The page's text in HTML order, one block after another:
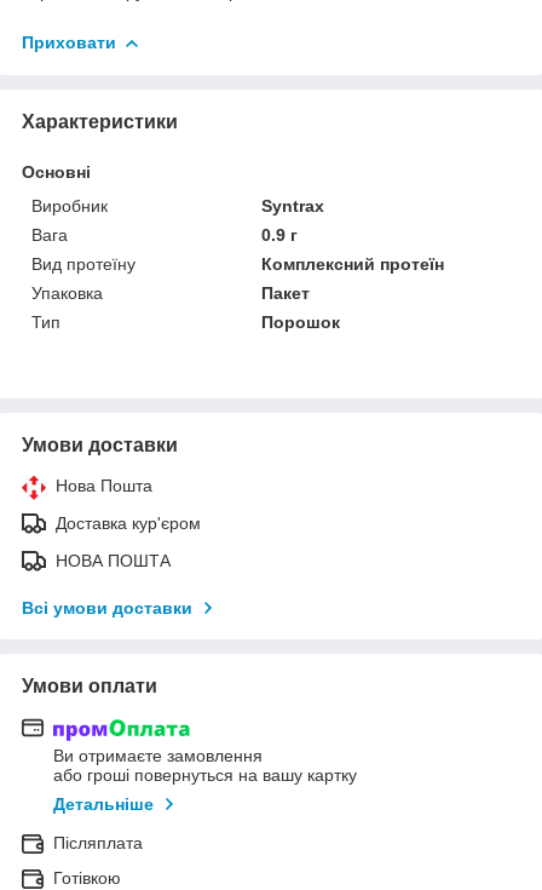
Приховати
Характеристики
Основні
Виробник
Syntrax
Вага
0.9 г
Вид протеїну
Комплексний протеїн
Упаковка
Пакет
Тип
Порошок
Умови доставки
Нова Пошта
Доставка кур'єром
НОВА ПОШТА
Всі умови доставки
Умови оплати
Ви отримаєте замовлення
або гроші повернуться на вашу картку
Детальніше
Післяплата
Готівкою